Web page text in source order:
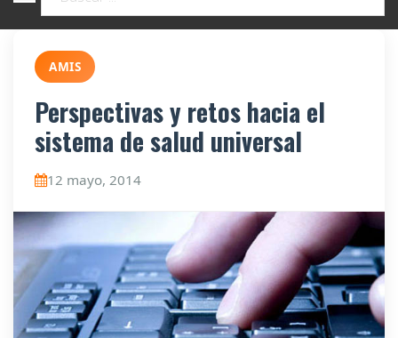
AMIS
Perspectivas y retos hacia el
sistema de salud universal
12 mayo, 2014